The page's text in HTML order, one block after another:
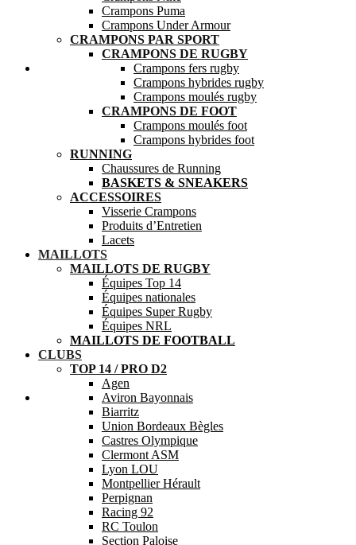
Crampons Puma
Crampons Under Armour
CRAMPONS PAR SPORT
CRAMPONS DE RUGBY
Crampons fers rugby
Crampons hybrides rugby
Crampons moulés rugby
CRAMPONS DE FOOT
Crampons moulés foot
Crampons hybrides foot
RUNNING
Chaussures de Running
BASKETS & SNEAKERS
ACCESSOIRES
Visserie Crampons
Produits d’Entretien
Lacets
MAILLOTS
MAILLOTS DE RUGBY
Équipes Top 14
Équipes nationales
Équipes Super Rugby
Équipes NRL
MAILLOTS DE FOOTBALL
CLUBS
TOP 14 / PRO D2
Agen
Aviron Bayonnais
Biarritz
Union Bordeaux Bègles
Castres Olympique
Clermont ASM
Lyon LOU
Montpellier Hérault
Perpignan
Racing 92
RC Toulon
Section Paloise